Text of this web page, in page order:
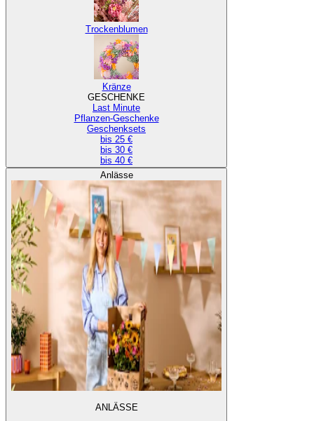
Trockenblumen
Kränze
GESCHENKE
Last Minute
Pflanzen-Geschenke
Geschenksets
bis 25 €
bis 30 €
bis 40 €
Anlässe
ANLÄSSE